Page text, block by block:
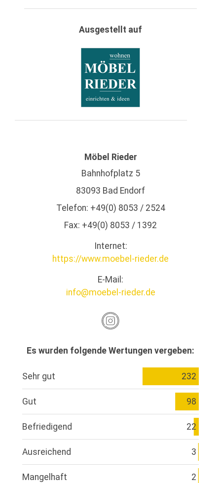
Ausgestellt auf
Möbel Rieder
Bahnhofplatz 5
83093 Bad Endorf
Telefon: +49(0) 8053 / 2524
Fax: +49(0) 8053 / 1392
Internet:
https://www.moebel-rieder.de
E-Mail:
info@moebel-rieder.de
Es wurden folgende Wertungen vergeben:
Sehr gut 232
Gut 98
Befriedigend 22
Ausreichend 3
Mangelhaft 2